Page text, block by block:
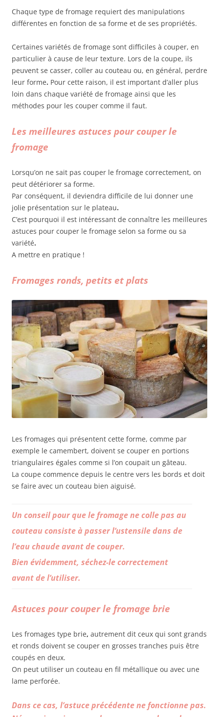
Chaque type de fromage requiert des manipulations
différentes en fonction de sa forme et de ses propriétés.
Certaines variétés de fromage sont difficiles à couper, en
particulier à cause de leur texture. Lors de la coupe, ils
peuvent se casser, coller au couteau ou, en général, perdre
leur forme. Pour cette raison, il est important d’aller plus
loin dans chaque variété de fromage ainsi que les
méthodes pour les couper comme il faut.
Les meilleures astuces pour couper le
fromage
Lorsqu’on ne sait pas couper le fromage correctement, on
peut détériorer sa forme.
Par conséquent, il deviendra difficile de lui donner une
jolie présentation sur le plateau.
C’est pourquoi il est intéressant de connaître les meilleures
astuces pour couper le fromage selon sa forme ou sa
variété.
A mettre en pratique !
Fromages ronds, petits et plats
Les fromages qui présentent cette forme, comme par
exemple le camembert, doivent se couper en portions
triangulaires égales comme si l’on coupait un gâteau.
La coupe commence depuis le centre vers les bords et doit
se faire avec un couteau bien aiguisé.
Un conseil pour que le fromage ne colle pas au
couteau consiste à passer l’ustensile dans de
l’eau chaude avant de couper.
Bien évidemment, séchez-le correctement
avant de l’utiliser.
Astuces pour couper le fromage brie
Les fromages type brie, autrement dit ceux qui sont grands
et ronds doivent se couper en grosses tranches puis être
coupés en deux.
On peut utiliser un couteau en fil métallique ou avec une
lame perforée.
Dans ce cas, l’astuce précédente ne fonctionne pas.